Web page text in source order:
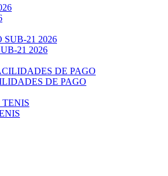
21 2026
DE PAGO